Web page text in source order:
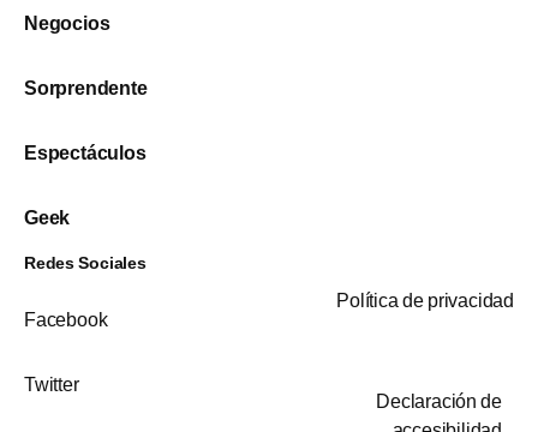
Negocios
Sorprendente
Espectáculos
Geek
Redes Sociales
Facebook
Twitter
Política de privacidad
Declaración de